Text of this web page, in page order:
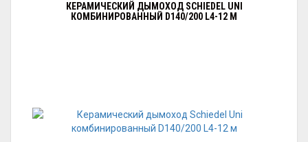
КЕРАМИЧЕСКИЙ ДЫМОХОД SCHIEDEL UNI
КОМБИНИРОВАННЫЙ D140/200 L4-12 М